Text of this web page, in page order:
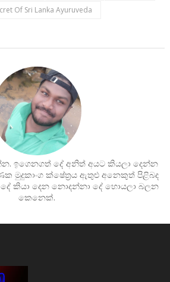
Of Sri Lanka Ayuruveda
ඉගෙනගත් දේ අනිත් අයට කියලා දෙන්න
මුදුකාංග ක්ෂේත්‍රය ඇතුළු අනෙකුත් පිළිබද
කියා දෙන නොදන්නා දේ හොයලා බලන
කෙනෙක්.